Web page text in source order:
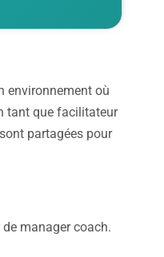
environnement où
tant que facilitateur
partagées pour
manager coach.